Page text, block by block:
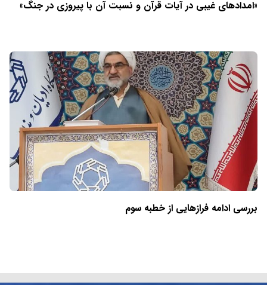
«امدادهای غیبی در آیات قرآن و نسبت آن با پیروزی در جنگ»
بررسی ادامه فرازهایی از خطبه سوم